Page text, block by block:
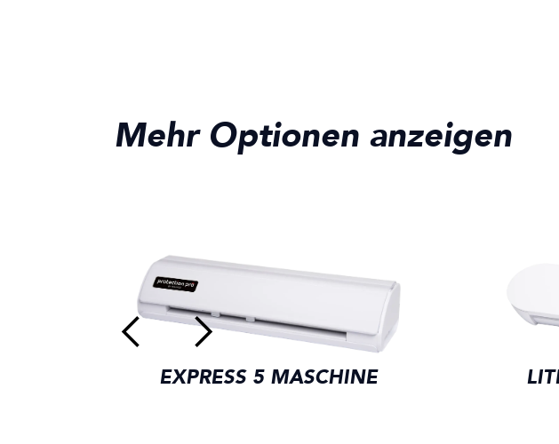
Mehr Optionen anzeigen
EXPRESS 5 MASCHINE